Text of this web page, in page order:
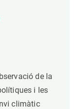
de la
i les
climàtic